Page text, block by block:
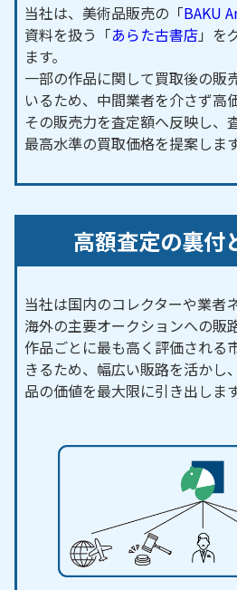
当社は、美術品販売の「BAKU
資料を扱う「あらた古書店」を
ます。
一部の作品に関して買取後の販
いるため、中間業者を介さず高
その販売力を査定額へ反映し、
最高水準の買取価格を提案します
高額査定の裏付
当社は国内のコレクターや業者
海外の主要オークションへの販
作品ごとに最も高く評価される
きるため、幅広い販路を活かし
品の価値を最大限に引き出します